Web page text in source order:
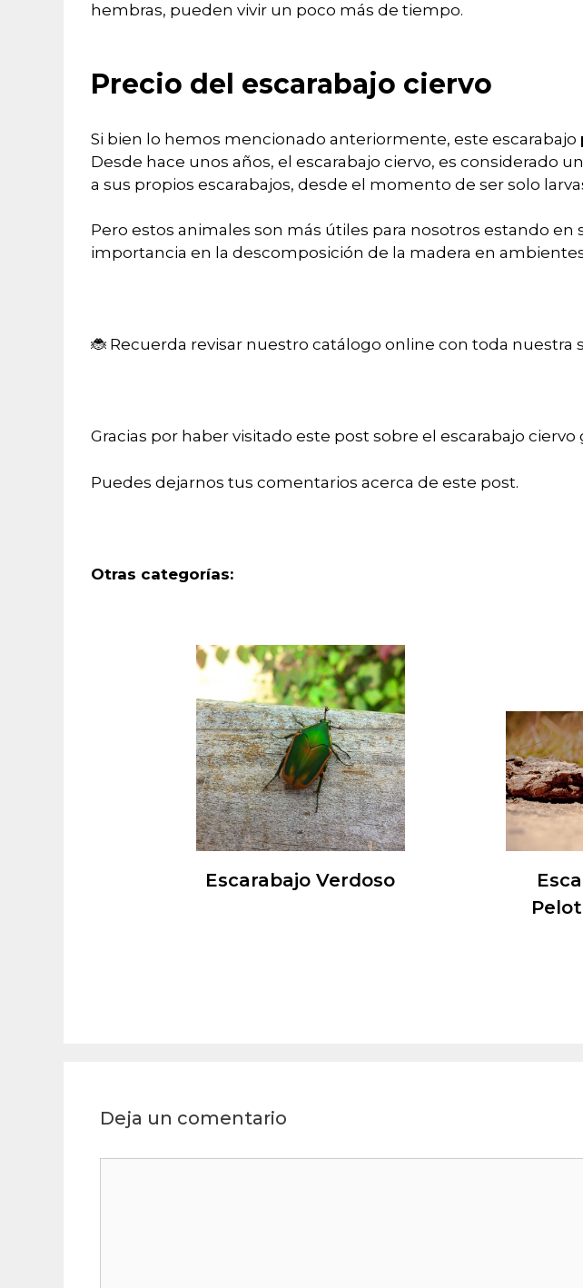
hembras, pueden vivir un poco más de tiempo.
Precio del escarabajo ciervo
Si bien lo hemos mencionado anteriormente, este escarabajo
Desde hace unos años, el escarabajo ciervo, es considerado
a sus propios escarabajos, desde el momento de ser solo
Pero estos animales son más útiles para nosotros estando
importancia en la descomposición de la madera en ambientes
🐞 Recuerda revisar nuestro catálogo online con toda nuestra
Gracias por haber visitado este post sobre el escarabajo
Puedes dejarnos tus comentarios acerca de este post.
Otras categorías:
Escarabajo Verdoso
Deja un comentario